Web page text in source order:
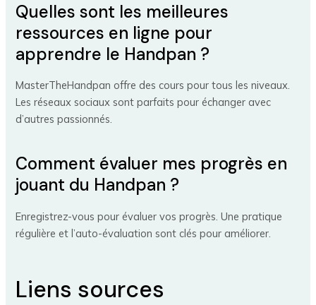
Quelles sont les meilleures
ressources en ligne pour
apprendre le Handpan ?
MasterTheHandpan offre des cours pour tous les niveaux.
Les réseaux sociaux sont parfaits pour échanger avec
d’autres passionnés.
Comment évaluer mes progrès en
jouant du Handpan ?
Enregistrez-vous pour évaluer vos progrès. Une pratique
régulière et l’auto-évaluation sont clés pour améliorer.
Liens sources